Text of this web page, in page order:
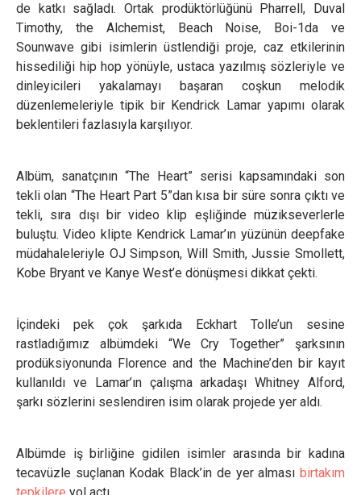
de katkı sağladı. Ortak prodüktörlüğünü Pharrell, Duval
Timothy, the Alchemist, Beach Noise, Boi-1da ve
Sounwave gibi isimlerin üstlendiği proje, caz etkilerinin
hissediliği hip hop yönüyle, ustaca yazılmış sözleriyle ve
dinleyicileri yakalamayı başaran coşkun melodik
düzenlemeleriyle tipik bir Kendrick Lamar yapımı olarak
beklentileri fazlasıyla karşılıyor.
Albüm, sanatçının “The Heart” serisi kapsamındaki son
tekli olan “The Heart Part 5”dan kısa bir süre sonra çıktı ve
tekli, sıra dışı bir video klip eşliğinde müzikseverlerle
buluştu. Video klipte Kendrick Lamar’ın yüzünün deepfake
müdahaleleriyle OJ Simpson, Will Smith, Jussie Smollett,
Kobe Bryant ve Kanye West’e dönüşmesi dikkat çekti.
İçindeki pek çok şarkıda Eckhart Tolle’un sesine
rastladığımız albümdeki “We Cry Together” şarksının
prodüksiyonunda Florence and the Machine’den bir kayıt
kullanıldı ve Lamar’ın çalışma arkadaşı Whitney Alford,
şarkı sözlerini seslendiren isim olarak projede yer aldı.
Albümde iş birliğine gidilen isimler arasında bir kadına
tecavüzle suçlanan Kodak Black’in de yer alması birtakım